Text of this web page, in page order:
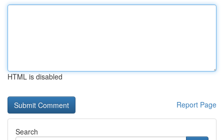
HTML is disabled
Report Page
Search